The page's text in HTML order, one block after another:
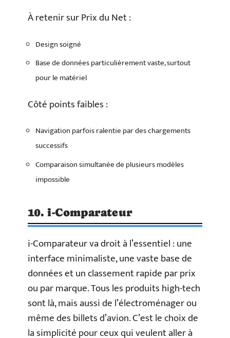
À retenir sur Prix du Net :
Design soigné
Base de données particulièrement vaste, surtout
pour le matériel
Côté points faibles :
Navigation parfois ralentie par des chargements
successifs
Comparaison simultanée de plusieurs modèles
impossible
10. i-Comparateur
i-Comparateur va droit à l’essentiel : une
interface minimaliste, une vaste base de
données et un classement rapide par prix
ou par marque. Tous les produits high-tech
sont là, mais aussi de l’électroménager ou
même des billets d’avion. C’est le choix de
la simplicité pour ceux qui veulent aller à